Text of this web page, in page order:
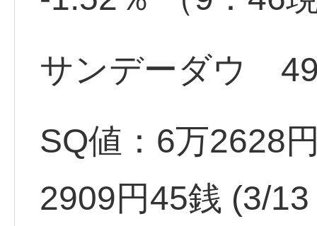
サンデーダウ
SQ値：6万2628
2909円45銭 (3/